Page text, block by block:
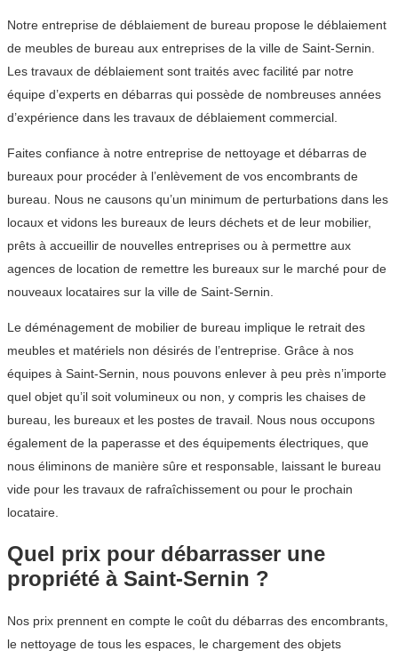
Notre entreprise de déblaiement de bureau propose le déblaiement
de meubles de bureau aux entreprises de la ville de Saint-Sernin.
Les travaux de déblaiement sont traités avec facilité par notre
équipe d’experts en débarras qui possède de nombreuses années
d’expérience dans les travaux de déblaiement commercial.
Faites confiance à notre entreprise de nettoyage et débarras de
bureaux pour procéder à l’enlèvement de vos encombrants de
bureau. Nous ne causons qu’un minimum de perturbations dans les
locaux et vidons les bureaux de leurs déchets et de leur mobilier,
prêts à accueillir de nouvelles entreprises ou à permettre aux
agences de location de remettre les bureaux sur le marché pour de
nouveaux locataires sur la ville de Saint-Sernin.
Le déménagement de mobilier de bureau implique le retrait des
meubles et matériels non désirés de l’entreprise. Grâce à nos
équipes à Saint-Sernin, nous pouvons enlever à peu près n’importe
quel objet qu’il soit volumineux ou non, y compris les chaises de
bureau, les bureaux et les postes de travail. Nous nous occupons
également de la paperasse et des équipements électriques, que
nous éliminons de manière sûre et responsable, laissant le bureau
vide pour les travaux de rafraîchissement ou pour le prochain
locataire.
Quel prix pour débarrasser une
propriété à Saint-Sernin ?
Nos prix prennent en compte le coût du débarras des encombrants,
le nettoyage de tous les espaces, le chargement des objets